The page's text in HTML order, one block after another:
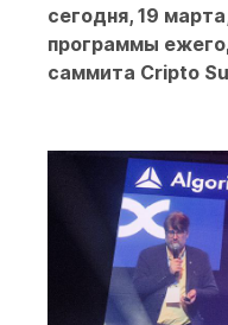
сегодня, 19
программы
саммита Cripto